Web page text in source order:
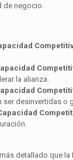
de negocio.
la alianza.
desinvertidas o
detallado que la